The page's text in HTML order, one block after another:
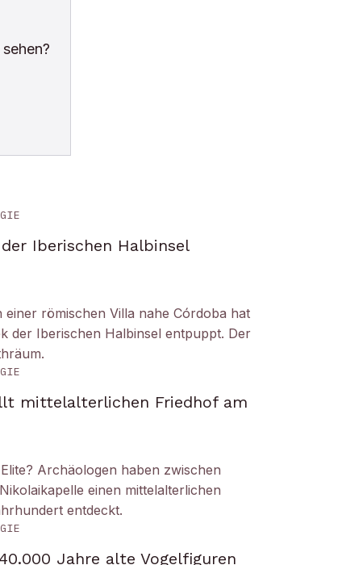
Iberischen Halbinsel
einer römischen Villa nahe Córdoba hat
der Iberischen Halbinsel entpuppt. Der
mittelalterlichen Friedhof am
Archäologen haben zwischen
einen mittelalterlichen
entdeckt.
Jahre alte Vogelfiguren